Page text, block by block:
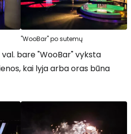
"WooBar" po sutemų
bare "WooBar" vyksta
kai lyja arba oras būna